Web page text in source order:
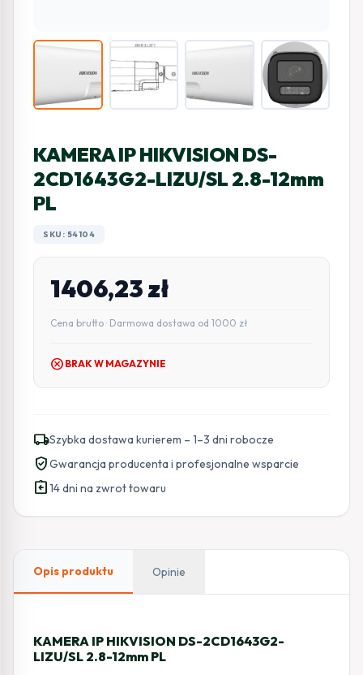
KAMERA IP HIKVISION DS-
2CD1643G2-LIZU/SL 2.8-12mm
PL
SKU: 54104
1406,23zł
Cena brutto · Darmowa dostawa od 1000 zł
cancel BRAK W MAGAZYNIE
local_shippingSzybka dostawa kurierem – 1–3 dni robocze
verified_userGwarancja producenta i profesjonalne wsparcie
assignment_return14 dni na zwrot towaru
Opis produktu Opinie
KAMERA IP HIKVISION DS-2CD1643G2-
LIZU/SL 2.8-12mm PL